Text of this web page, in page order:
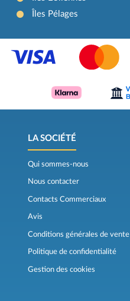
Îles Pélages
LA SOCIÉTÉ
Qui sommes-nous
Nous contacter
Contacts Commerciaux
Avis
Conditions générales de vente
Politique de confidentialité
Gestion des cookies